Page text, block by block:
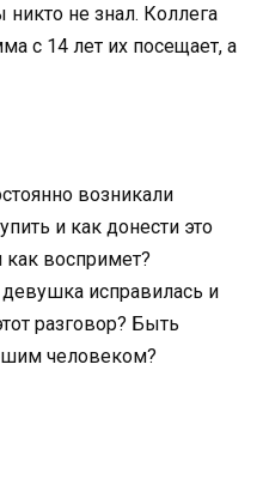
никто не знал. Коллега
с 14 лет их посещает, а
возникали
и как донести это
воспримет?
исправилась и
разговор? Быть
человеком?